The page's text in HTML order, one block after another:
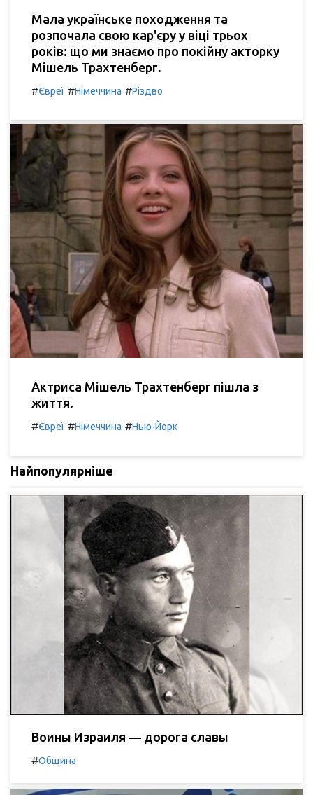
Мала українське походження та
розпочала свою кар'єру у віці трьох
років: що ми знаємо про покійну акторку
Мішель Трахтенберг.
#Євреї #Німеччина #Різдво
Актриса Мішель Трахтенберг пішла з
життя.
#Євреї #Німеччина #Нью-Йорк
Найпопулярніше
Воины Израиля — дорога славы
#Община